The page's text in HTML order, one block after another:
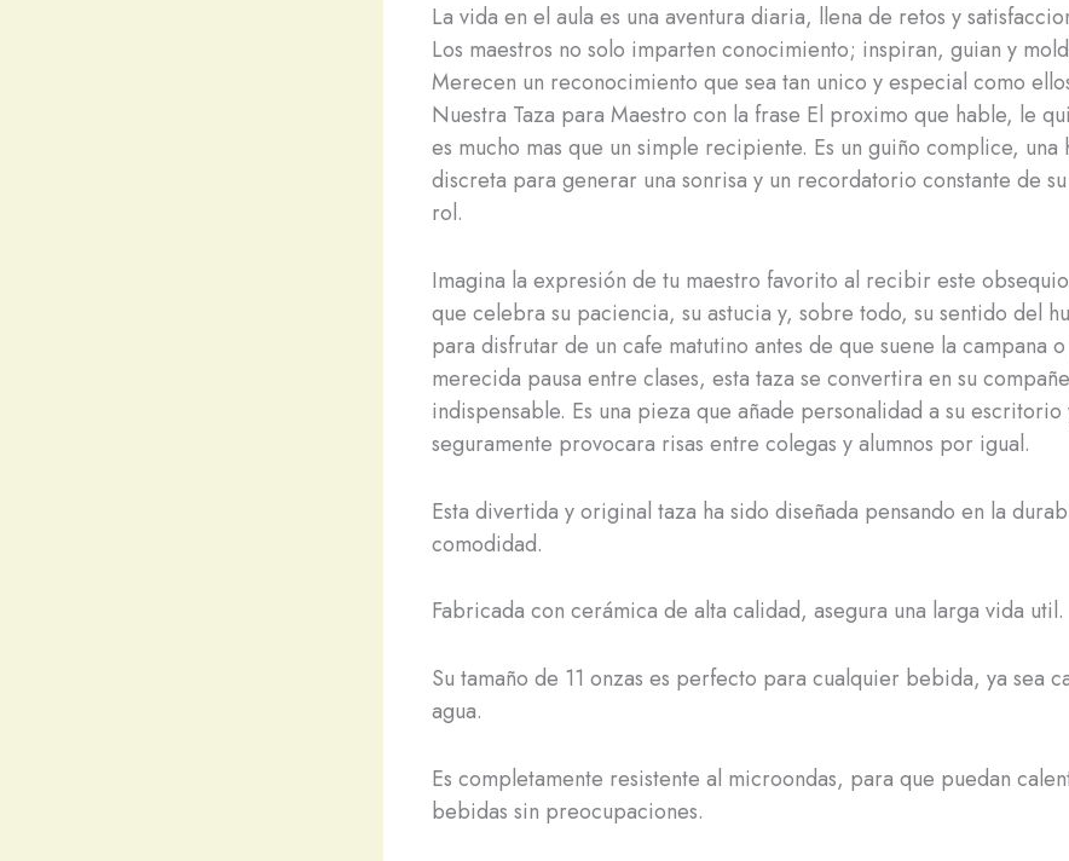
La vida en el aula es una aventura diaria, llena de retos y
Los maestros no solo imparten conocimiento; inspiran, guian y
Merecen un reconocimiento que sea tan unico y especial como
Nuestra Taza para Maestro con la frase El proximo que hable, le
es mucho mas que un simple recipiente. Es un guiño complice, una
discreta para generar una sonrisa y un recordatorio constante de
rol.
Imagina la expresión de tu maestro favorito al recibir este
que celebra su paciencia, su astucia y, sobre todo, su sentido del
para disfrutar de un cafe matutino antes de que suene la campana
merecida pausa entre clases, esta taza se convertira en su
indispensable. Es una pieza que añade personalidad a su escritorio
seguramente provocara risas entre colegas y alumnos por igual.
Esta divertida y original taza ha sido diseñada pensando en la
comodidad.
Fabricada con cerámica de alta calidad, asegura una larga vida util.
Su tamaño de 11 onzas es perfecto para cualquier bebida, ya sea
agua.
Es completamente resistente al microondas, para que puedan
bebidas sin preocupaciones.